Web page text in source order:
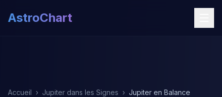
AstroChart
Accueil › Jupiter dans les Signes › Jupiter en Balance